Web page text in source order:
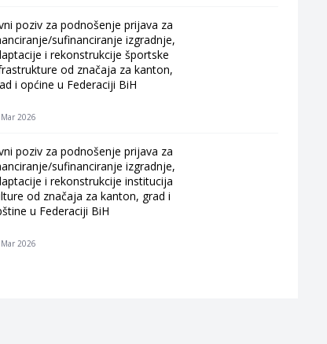
poziv za podnošenje prijava za
sufinanciranje izgradnje,
i rekonstrukcije športske
od značaja za kanton,
i općine u Federaciji BiH
2026
poziv za podnošenje prijava za
sufinanciranje izgradnje,
i rekonstrukcije institucija
od značaja za kanton, grad i
u Federaciji BiH
2026